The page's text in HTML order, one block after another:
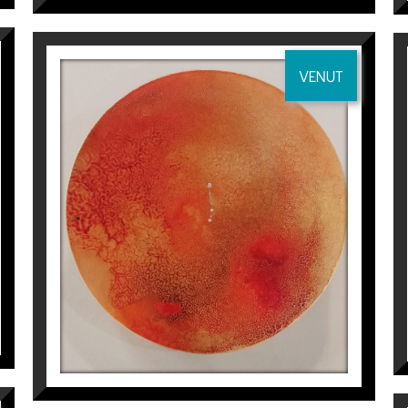
Memorial, Barcelona.
VENUT
CONSTEL·LACIÓ DE ARIES
Aurembiaix Sabaté
400€